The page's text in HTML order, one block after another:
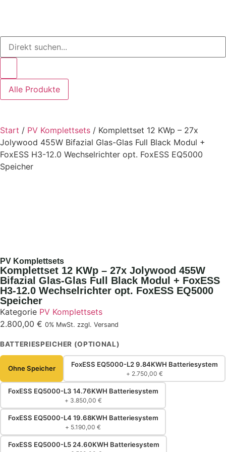
Alle Produkte
Start / PV Komplettsets / Komplettset 12 KWp – 27x
Jolywood 455W Bifazial Glas-Glas Full Black Modul +
FoxESS H3-12.0 Wechselrichter opt. FoxESS EQ5000
Speicher
PV Komplettsets
Komplettset 12 KWp – 27x Jolywood 455W
Bifazial Glas-Glas Full Black Modul + FoxESS
H3-12.0 Wechselrichter opt. FoxESS EQ5000
Speicher
Kategorie PV Komplettsets
2.800,00 € 0% MwSt. zzgl. Versand
BATTERIESPEICHER (OPTIONAL)
Ohne Speicher
FoxESS EQ5000-L2 9.84KWH Batteriesystem
+ 2.750,00 €
FoxESS EQ5000-L3 14.76KWH Batteriesystem
+ 3.850,00 €
FoxESS EQ5000-L4 19.68KWH Batteriesystem
+ 5.190,00 €
FoxESS EQ5000-L5 24.60KWH Batteriesystem